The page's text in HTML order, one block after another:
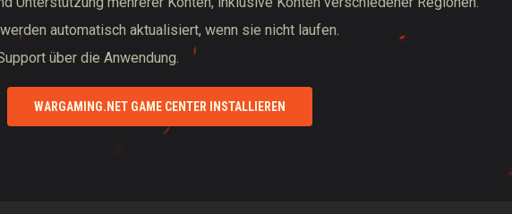
automatisch aktualisiert, wenn sie nicht laufen.
über die Anwendung.
WARGAMING.NET GAME CENTER INSTALLIEREN